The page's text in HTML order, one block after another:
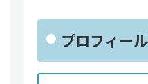
プロフィール